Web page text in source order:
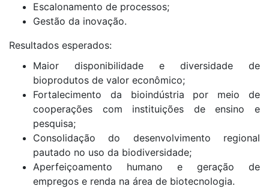
Escalonamento de processos;
Gestão da inovação.
Resultados esperados:
Maior disponibilidade e diversidade de
bioprodutos de valor econômico;
Fortalecimento da bioindústria por meio de
cooperações com instituições de ensino e
pesquisa;
Consolidação do desenvolvimento regional
pautado no uso da biodiversidade;
Aperfeiçoamento humano e geração de
empregos e renda na área de biotecnologia.